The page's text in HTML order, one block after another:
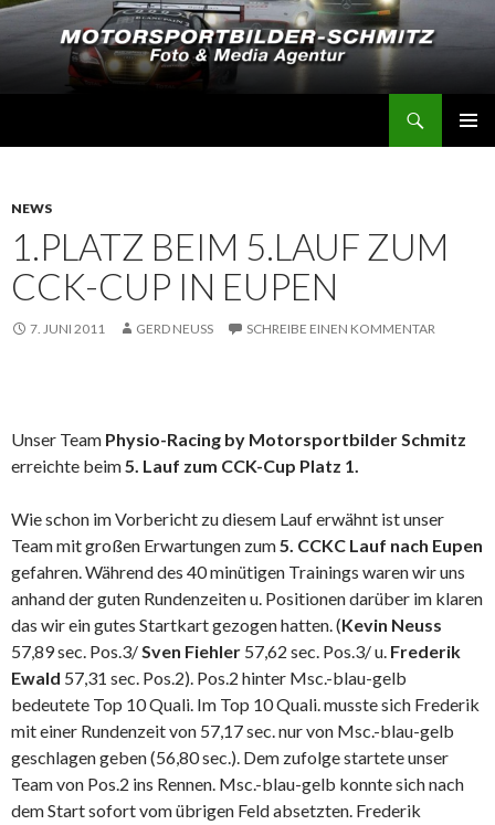
NEWS
1.PLATZ BEIM 5.LAUF ZUM
CCK-CUP IN EUPEN
7. JUNI 2011 GERD NEUSS SCHREIBE EINEN KOMMENTAR
Unser Team Physio-Racing by Motorsportbilder Schmitz
erreichte beim5. Lauf zum CCK-Cup Platz 1.
Wie schon im Vorbericht zu diesem Lauf erwähnt ist unser
Team mit großen Erwartungen zum5. CCKC Lauf nach Eupen
gefahren. Während des 40 minütigen Trainings waren wir uns
anhand der guten Rundenzeiten u. Positionen darüber im klaren
das wir ein gutes Startkart gezogen hatten. (Kevin Neuss
57,89 sec. Pos.3/Sven Fiehler 57,62 sec. Pos.3/ u. Frederik
Ewald 57,31 sec. Pos.2). Pos.2 hinter Msc.-blau-gelb
bedeutete Top 10 Quali. Im Top 10 Quali. musste sich Frederik
mit einer Rundenzeit von 57,17 sec. nur von Msc.-blau-gelb
geschlagen geben (56,80 sec.). Dem zufolge startete unser
Team von Pos.2 ins Rennen. Msc.-blau-gelb konnte sich nach
dem Start sofort vom übrigen Feld absetzten. Frederik